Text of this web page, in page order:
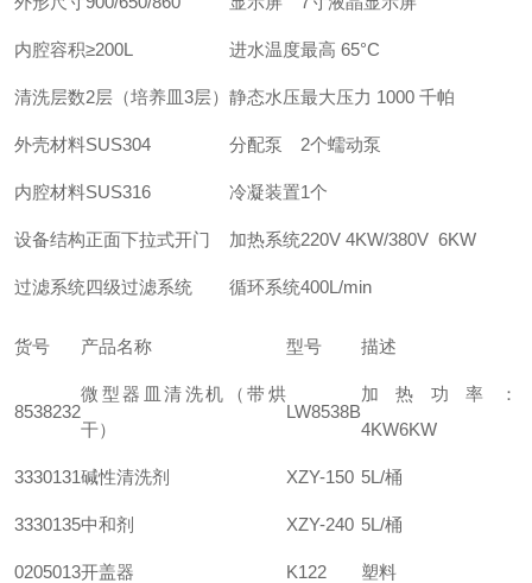
内腔容积≥200L 进水温度最高 65°C
清洗层数2层（培养皿3层） 静态水压最大压力 1000 千帕
外壳材料SUS304 分配泵 2个蠕动泵
内腔材料SUS316 冷凝装置1个
设备结构正面下拉式开门 加热系统220V 4KW/380V 6KW
过滤系统四级过滤系统 循环系统400L/min
货号 产品名称 型号 描述
8538232
微型器皿清洗机（带烘
干）
LW8538B
加热功率：
4KW6KW
3330131碱性清洗剂 XZY-150 5L/桶
3330135中和剂 XZY-240 5L/桶
0205013开盖器 K122 塑料